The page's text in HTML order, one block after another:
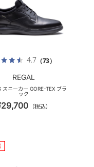
4.7（73）
REGAL
スニーカー GORE-TEX ブラ
ック
（税込）